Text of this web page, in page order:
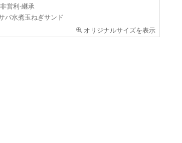
営利-継承
バ水煮玉ねぎサンド
オリジナルサイズを表示